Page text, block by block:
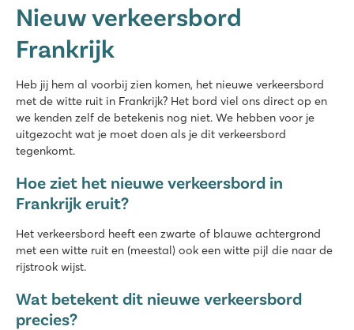
Nieuw verkeersbord
Frankrijk
Heb jij hem al voorbij zien komen, het nieuwe verkeersbord
met de witte ruit in Frankrijk? Het bord viel ons direct op en
we kenden zelf de betekenis nog niet. We hebben voor je
uitgezocht wat je moet doen als je dit verkeersbord
tegenkomt.
Hoe ziet het nieuwe verkeersbord in
Frankrijk eruit?
Het verkeersbord heeft een zwarte of blauwe achtergrond
met een witte ruit en (meestal) ook een witte pijl die naar de
rijstrook wijst.
Wat betekent dit nieuwe verkeersbord
precies?